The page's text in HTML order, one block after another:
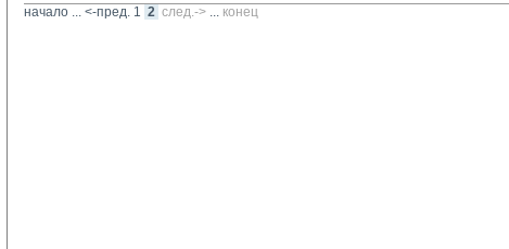
начало ... <-пред. 1 2 след.-> ... конец